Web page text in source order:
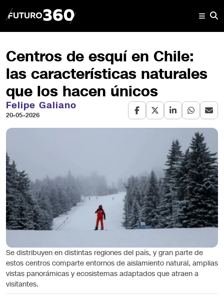
Centros de esquí en Chile:
las características naturales
que los hacen únicos
Felipe Galiano
20-05-2026
Se distribuyen en distintas regiones del país, y gran parte de
estos centros comparte entornos de aislamiento natural, amplias
vistas panorámicas y ecosistemas adaptados que atraen a
visitantes.